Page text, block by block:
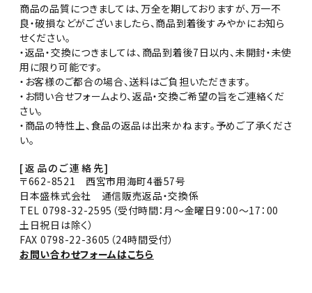
商品の品質につきましては、万全を期しておりますが、万一不
良・破損などがございましたら、商品到着後すみやかにお知ら
せください。
・返品・交換につきましては、商品到着後7日以内、未開封・未使
用に限り可能です。
・お客様のご都合の場合、送料はご負担いただきます。
・お問い合せフォームより、返品・交換ご希望の旨をご連絡くだ
さい。
・商品の特性上、食品の返品は出来かねます。予めご了承くださ
い。
[返品のご連絡先]
〒662-8521 西宮市用海町4番57号
日本盛株式会社 通信販売返品・交換係
TEL 0798-32-2595（受付時間：月～金曜日9：00～17：00
土日祝日は除く）
FAX 0798-22-3605（24時間受付）
お問い合わせフォームはこちら